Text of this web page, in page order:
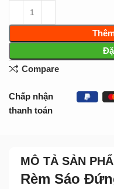
Compare
Chấp nhận
thanh toán
MÔ TẢ SẢN
Rèm Sáo